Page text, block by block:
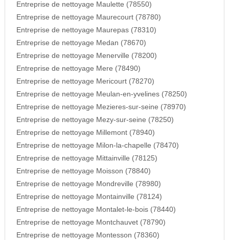
Entreprise de nettoyage Maulette (78550)
Entreprise de nettoyage Maurecourt (78780)
Entreprise de nettoyage Maurepas (78310)
Entreprise de nettoyage Medan (78670)
Entreprise de nettoyage Menerville (78200)
Entreprise de nettoyage Mere (78490)
Entreprise de nettoyage Mericourt (78270)
Entreprise de nettoyage Meulan-en-yvelines (78250)
Entreprise de nettoyage Mezieres-sur-seine (78970)
Entreprise de nettoyage Mezy-sur-seine (78250)
Entreprise de nettoyage Millemont (78940)
Entreprise de nettoyage Milon-la-chapelle (78470)
Entreprise de nettoyage Mittainville (78125)
Entreprise de nettoyage Moisson (78840)
Entreprise de nettoyage Mondreville (78980)
Entreprise de nettoyage Montainville (78124)
Entreprise de nettoyage Montalet-le-bois (78440)
Entreprise de nettoyage Montchauvet (78790)
Entreprise de nettoyage Montesson (78360)